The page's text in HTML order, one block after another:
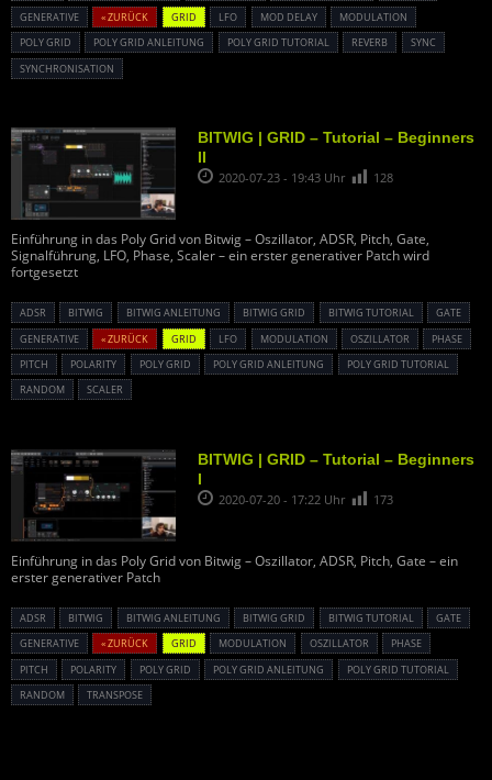
GENERATIVE
« ZURÜCK GRID LFO MOD DELAY
MODULATION
POLY GRID
POLY GRID ANLEITUNG POLY GRID TUTORIAL REVERB
SYNC
SYNCHRONISATION
BITWIG | GRID – Tutorial – Beginners
II
2020-07-23 - 19:43 Uhr 128
Einführung in das Poly Grid von Bitwig – Oszillator, ADSR, Pitch, Gate,
Signalführung, LFO, Phase, Scaler – ein erster generativer Patch wird
fortgesetzt
ADSR BITWIG BITWIG ANLEITUNG BITWIG GRID BITWIG TUTORIAL
GATE
GENERATIVE
« ZURÜCK GRID LFO MODULATION OSZILLATOR
PHASE
PITCH
POLARITY POLY GRID POLY GRID ANLEITUNG
POLY GRID TUTORIAL
RANDOM
SCALER
BITWIG | GRID – Tutorial – Beginners
I
2020-07-20 - 17:22 Uhr 173
Einführung in das Poly Grid von Bitwig – Oszillator, ADSR, Pitch, Gate – ein
erster generativer Patch
ADSR BITWIG BITWIG ANLEITUNG BITWIG GRID BITWIG TUTORIAL
GATE
GENERATIVE
« ZURÜCK GRID MODULATION OSZILLATOR
PHASE
PITCH
POLARITY POLY GRID POLY GRID ANLEITUNG
POLY GRID TUTORIAL
RANDOM
TRANSPOSE